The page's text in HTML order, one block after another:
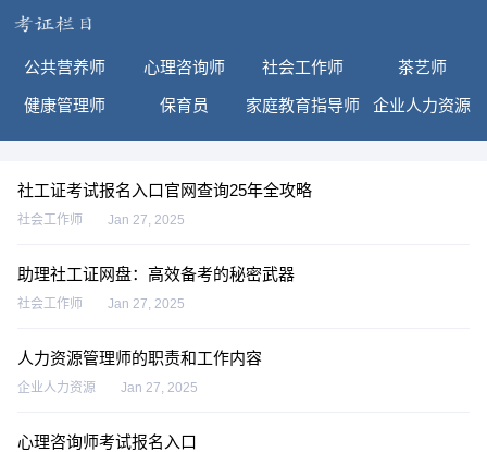
公共营养师 心理咨询师 社会工作师 茶艺师
健康管理师 保育员 家庭教育指导师 企业人力资源
社工证考试报名入口官网查询25年全攻略
社会工作师 Jan 27, 2025
助理社工证网盘：高效备考的秘密武器
社会工作师 Jan 27, 2025
人力资源管理师的职责和工作内容
企业人力资源 Jan 27, 2025
心理咨询师考试报名入口